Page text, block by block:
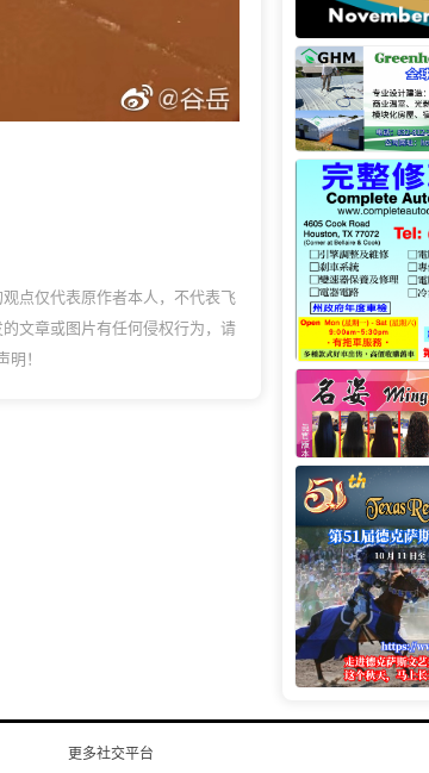
点仅代表原作者本人，不代表飞
文章或图片有任何侵权行为，请
！
更多社交平台